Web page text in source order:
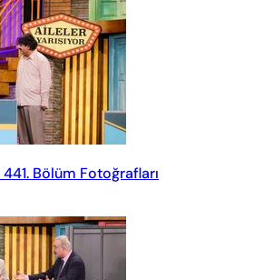
Bölüm Fotoğrafları